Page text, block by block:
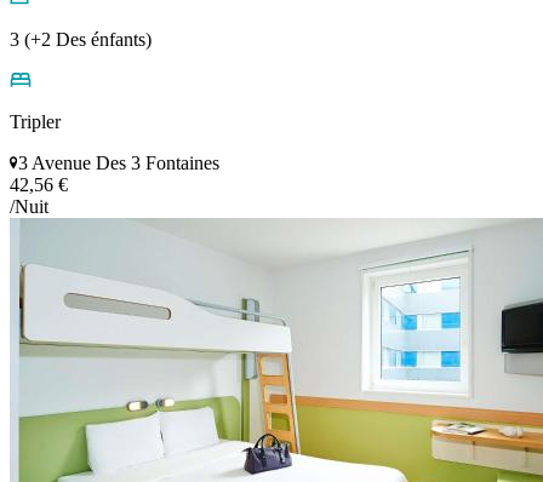
3 (+2 Des énfants)
Tripler
3 Avenue Des 3 Fontaines
42,56 €
/Nuit